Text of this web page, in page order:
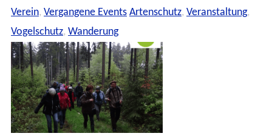
Verein, Vergangene Events Artenschutz, Veranstaltung,
Vogelschutz, Wanderung